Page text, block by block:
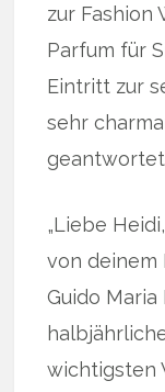
zur Fashion
Parfum für
Eintritt zur
sehr
„Liebe
von deinem
Guido Maria
wichtigsten